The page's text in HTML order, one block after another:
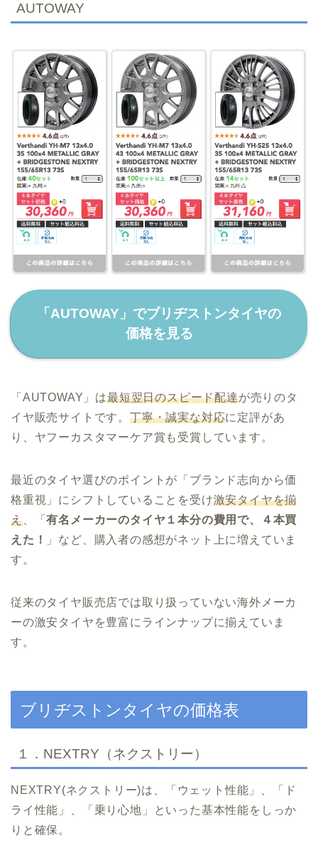
AUTOWAY
「AUTOWAY」でブリヂストンタイヤの
価格を見る
「AUTOWAY」は最短翌日のスピード配達が売りのタ
イヤ販売サイトです。 丁寧・誠実な対応に定評があ
り、ヤフーカスタマーケア賞も受賞しています。
最近のタイヤ選びのポイントが「ブランド志向から価
格重視」にシフトしていることを受け激安タイヤを揃
え、「有名メーカーのタイヤ１本分の費用で、４本買
えた！
」など、購入者の感想がネット上に増えていま
す。
従来のタイヤ販売店では取り扱っていない海外メーカ
ーの激安タイヤを豊富にラインナップに揃えていま
す。
ブリヂストンタイヤの価格表
１．NEXTRY（ネクストリー）
NEXTRY(ネクストリー)は、「ウェット性能」、「ド
ライ性能」、「乗り心地」といった基本性能をしっか
りと確保。